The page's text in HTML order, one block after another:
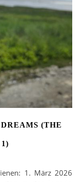
(THE